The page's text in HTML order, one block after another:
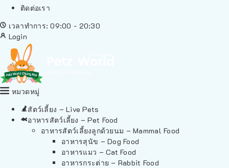
ติดต่อเรา
เวลาทำการ: 09:00 - 20:30
Login
หมวดหมู่
สัตว์เลี้ยง – Live Pets
อาหารสัตว์เลี้ยง – Pet Food
อาหารสัตว์เลี้ยงลูกด้วยนม – Mammal Food
อาหารสุนัข – Dog Food
อาหารแมว – Cat Food
อาหารกระต่าย – Rabbit Food